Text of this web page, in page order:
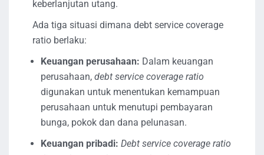
keberlanjutan utang.
Ada tiga situasi dimana debt service coverage
ratio berlaku:
Keuangan perusahaan: Dalam keuangan
perusahaan, debt service coverage ratio
digunakan untuk menentukan kemampuan
perusahaan untuk menutupi pembayaran
bunga, pokok dan dana pelunasan.
Keuangan pribadi: Debt service coverage ratio